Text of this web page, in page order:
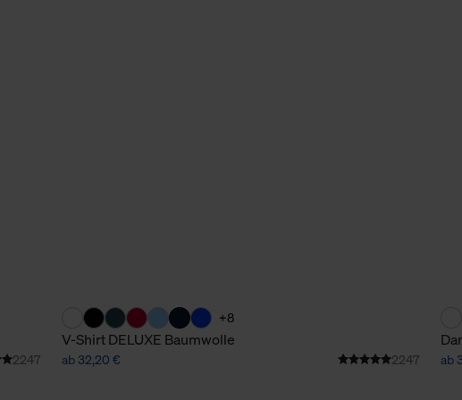
2247
+8
V-Shirt DELUXE Baumwolle
ab 32,20 € 2247 ab